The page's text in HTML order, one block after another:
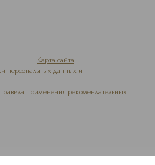
Карта сайта
персональных данных и
правила применения рекомендательных